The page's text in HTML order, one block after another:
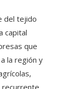
del tejido
capital
que
la región y